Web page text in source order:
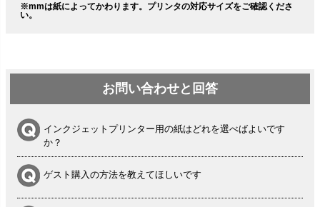
※mmは紙によってかわります。プリンタの対応サイズをご確認くださ
い。
お問い合わせと回答
インクジェットプリンター用の紙はどれを選べばよいです
か？
ゲスト購入の方法を教えてほしいです